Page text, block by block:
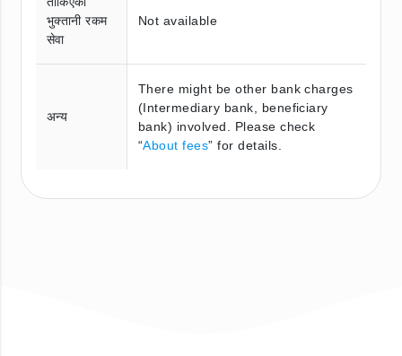
भुक्तानी रकम
सेवा
Not available
अन्य
There might be other bank charges
(Intermediary bank, beneficiary
bank) involved. Please check
“About fees” for details.